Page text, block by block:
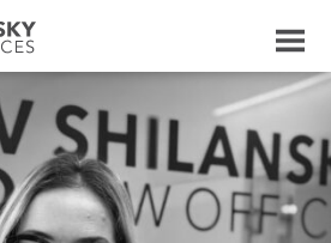
דלג
לחצו
לפתיחת
התפריט